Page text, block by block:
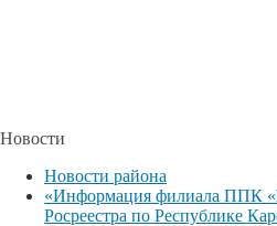
Новости
Новости района
«Информация филиала ППК
Росреестра по Республике